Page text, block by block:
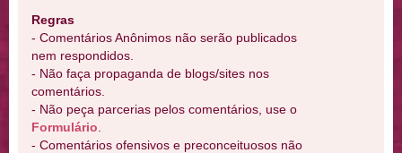
Regras
- Comentários Anônimos não serão publicados
nem respondidos.
- Não faça propaganda de blogs/sites nos
comentários.
- Não peça parcerias pelos comentários, use o
Formulário
- Comentários ofensivos e preconceituosos não